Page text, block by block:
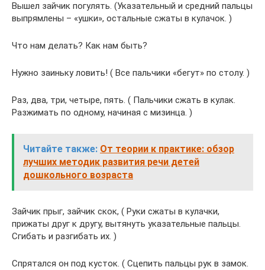
Вышел зайчик погулять. (Указательный и средний пальцы
выпрямлены – «ушки», остальные сжаты в кулачок. )
Что нам делать? Как нам быть?
Нужно заиньку ловить! ( Все пальчики «бегут» по столу. )
Раз, два, три, четыре, пять. ( Пальчики сжать в кулак.
Разжимать по одному, начиная с мизинца. )
Читайте также: От теории к практике: обзор
лучших методик развития речи детей
дошкольного возраста
Зайчик прыг, зайчик скок, ( Руки сжаты в кулачки,
прижаты друг к другу, вытянуть указательные пальцы.
Сгибать и разгибать их. )
Спрятался он под кусток. ( Сцепить пальцы рук в замок.